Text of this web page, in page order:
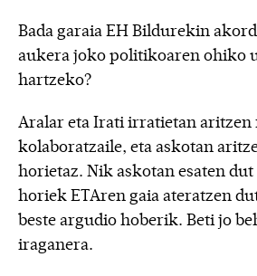
Bada garaia EH Bildurekin
aukera joko politikoaren ohiko
hartzeko?
Aralar eta Irati irratietan aritzen
kolaboratzaile, eta askotan
horietaz. Nik askotan esaten
horiek ETAren gaia ateratzen
beste argudio hoberik. Beti jo
iraganera.